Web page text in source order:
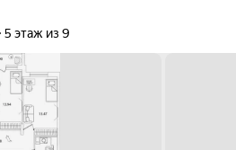
5 этаж из 9